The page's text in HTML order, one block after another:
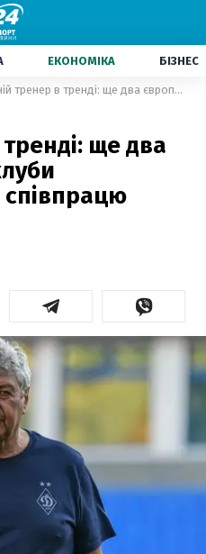
ЕКОНОМІКА БІЗНЕС
Літній тренер в тренді: ще два європейських клуби запропонували співпрацю Мірчі Луческу
ще два